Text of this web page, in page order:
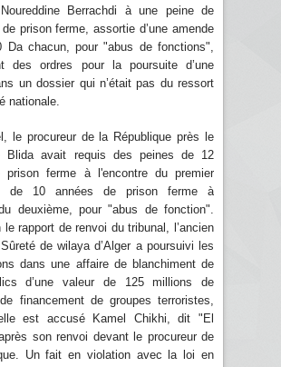
Berrachdi à une peine de
prison ferme, assortie d’une amende
Da chacun, pour "abus de fonctions",
des ordres pour la poursuite d’une
un dossier qui n’était pas du ressort
nationale.
le procureur de la République près le
Blida avait requis des peines de 12
prison ferme à l'encontre du premier
de 10 années de prison ferme à
deuxième, pour "abus de fonction".
de renvoi du tribunal, l’ancien
de wilaya d’Alger a poursuivi les
dans une affaire de blanchiment de
d’une valeur de 125 millions de
financement de groupes terroristes,
est accusé Kamel Chikhi, dit "El
son renvoi devant le procureur de
Un fait en violation avec la loi en